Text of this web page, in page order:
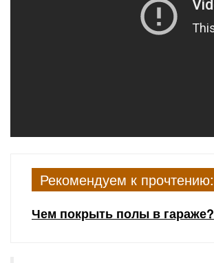
Рекомендуем к прочтению:
Чем покрыть полы в гараже?